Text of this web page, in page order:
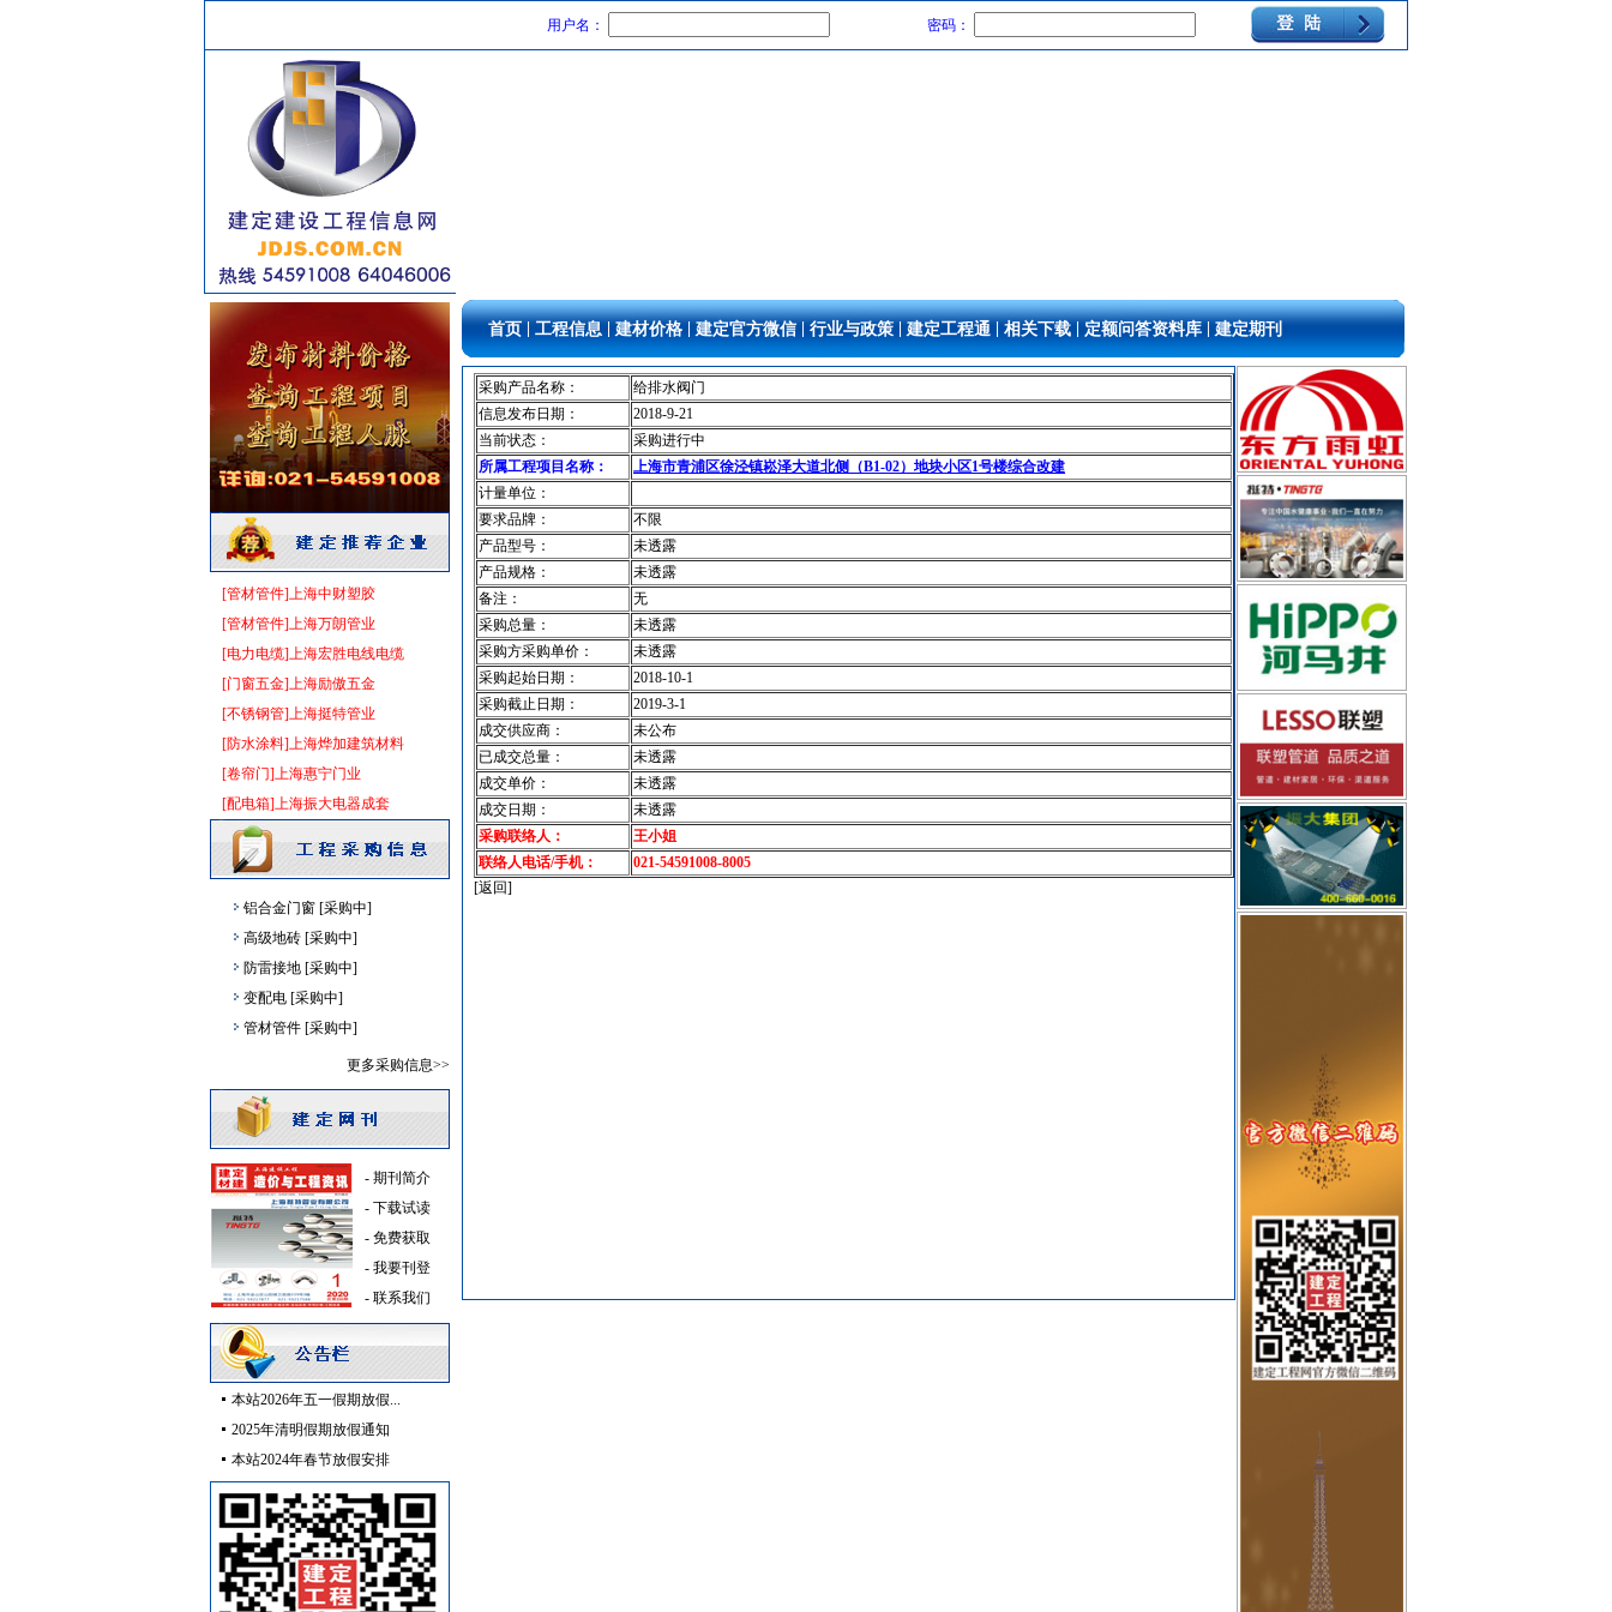
用户名： 密码：
[管材管件]上海中财塑胶
[管材管件]上海万朗管业
[电力电缆]上海宏胜电线电缆
[门窗五金]上海励傲五金
[不锈钢管]上海挺特管业
[防水涂料]上海烨加建筑材料
[卷帘门]上海惠宁门业
[配电箱]上海振大电器成套
供水设备 [采购中]
吸顶灯
[采购中]
及各种防火器材
[采购中]
灯盘
[采购中]
变压器 [采购中]
电线电缆
[采购中]
电线电缆
[采购中]
卫生洁具 [采购中]
石材木材 [采购中]
镀锌钢管 [采购中]
稳压泵 [采购中]
门窗玻璃
[采购中]
电线电缆 [采购中]
灯盘 [采购中]
给排水管件 [采购中]
卫浴洁具 [采购中]
高压电器 [采购中]
给排水系统 [采购中]
标线 [采购中]
消防稳压泵 [采购中]
水泵 [采购中]
保温隔音材料 [采购中]
简单装修 [采购中]
PVC窗帘 [采购中]
光源灯具 [采购中]
景观绿化
铝合金门窗
[采购中]
高级地砖
[采购中]
防雷接地
[采购中]
变配电
[采购中]
管材管件
[采购中]
[采购中]
消防稳压泵
油漆涂料
油漆涂料 [采购中]
陶瓷制品 [采购中]
水泥
[采购中]
门窗玻璃 [采购中]
胡桃木
[采购中]
低压电器 [采购中]
胡桃木 [采购中]
消防设施 [采购中]
管材管件 [采购中]
家具饰材 [采购中]
光源灯具
[采购中]
空调设备 [采购中]
供水设备 [采购中]
吸顶灯 [采购中]
更多采购信息>>
- 期刊简介
- 下载试读
- 免费获取
- 我要刊登
- 联系我们
本站2026年五一假期放假...
2025年清明假期放假通知
本站2024年春节放假安排
首页 工程信息 建材价格 建定官方微信 行业与政策 建定工程通 相关下载 定额问答资料库 建定期刊
采购产品名称：
给排水阀门
信息发布日期：
2018-9-21
当前状态：
采购进行中
所属工程项目名称：
上海市青浦区徐泾镇崧泽大道北侧（B1-02）地块小区1号楼综合改建
计量单位：
要求品牌：
不限
产品型号：
未透露
产品规格：
未透露
备注：
无
采购总量：
未透露
采购方采购单价：
未透露
采购起始日期：
2018-10-1
采购截止日期：
2019-3-1
成交供应商：
未公布
已成交总量：
未透露
成交单价：
未透露
成交日期：
未透露
采购联络人：
王小姐
联络人电话/手机：
021-54591008-8005
[返回]